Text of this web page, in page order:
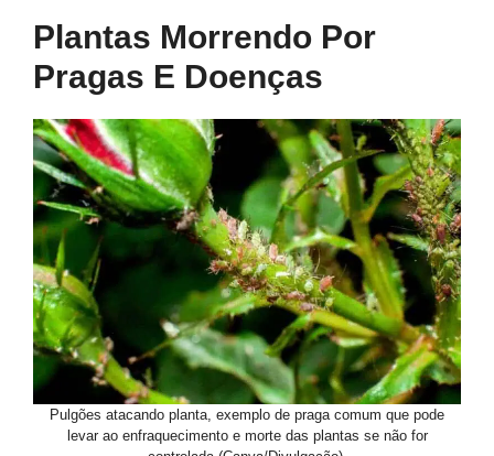
Plantas Morrendo Por
Pragas E Doenças
Pulgões atacando planta, exemplo de praga comum que pode
levar ao enfraquecimento e morte das plantas se não for